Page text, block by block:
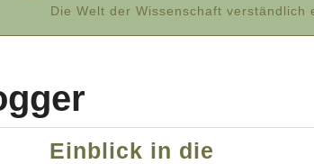
Die Welt der Wissenschaft verständlich
Einblick in die